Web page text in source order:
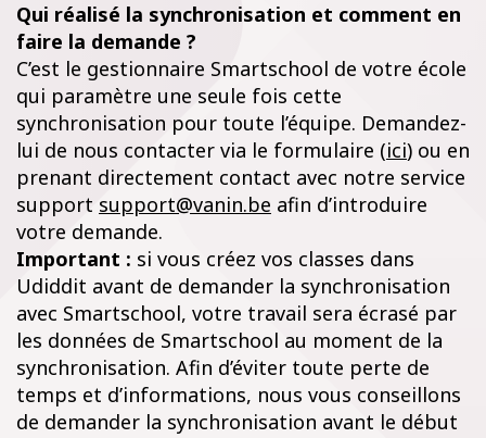
Qui réalisé la synchronisation et comment en
faire la demande ?
C’est le gestionnaire Smartschool de votre école
qui paramètre une seule fois cette
synchronisation pour toute l’équipe. Demandez-
lui de nous contacter via le formulaire (ici) ou en
prenant directement contact avec notre service
support support@vanin.be afin d’introduire
votre demande.
Important : si vous créez vos classes dans
Udiddit avant de demander la synchronisation
avec Smartschool, votre travail sera écrasé par
les données de Smartschool au moment de la
synchronisation. Afin d’éviter toute perte de
temps et d’informations, nous vous conseillons
de demander la synchronisation avant le début